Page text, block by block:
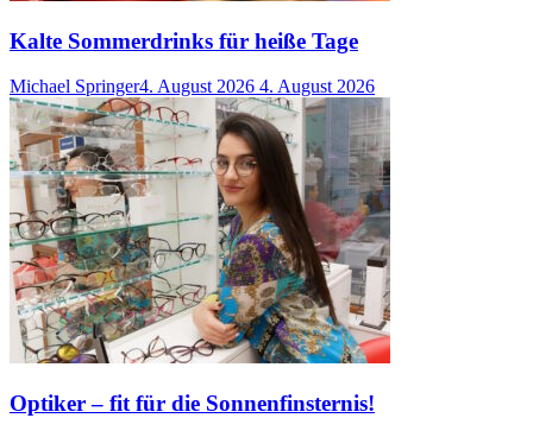
Kalte Sommerdrinks für heiße Tage
Michael Springer4. August 2026 4. August 2026
Optiker – fit für die Sonnenfinsternis!